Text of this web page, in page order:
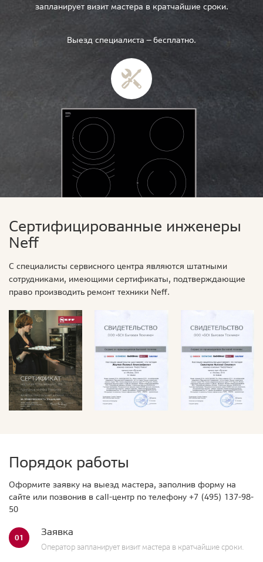
запланирует визит мастера в кратчайшие сроки.
Выезд специалиста — бесплатно.
Сертифицированные инженеры
Neff
С специалисты сервисного центра являются штатными
сотрудниками, имеющими сертификаты, подтверждающие
право производить ремонт техники Neff.
Порядок работы
Оформите заявку на выезд мастера, заполнив форму на
сайте или позвонив в call-центр по телефону +7 (495) 137-98-
50
01 Заявка
Оператор запланирует визит мастера в кратчайшие сроки.